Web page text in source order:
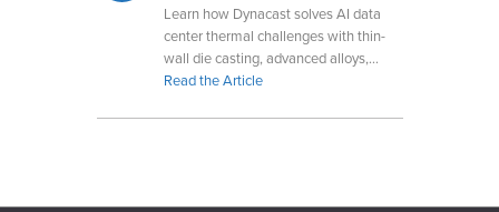
Learn how Dynacast solves AI data
center thermal challenges with thin-
wall die casting, advanced alloys,
multi-slide technology, and real-time
Read the Article